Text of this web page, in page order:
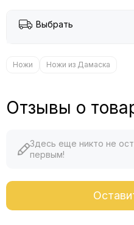
Выбрать
Ножи Ножи из Дамаска
Отзывы о
Здесь еще никто не
первым!